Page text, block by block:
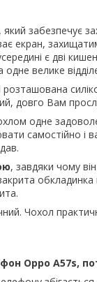
забезпечує
екран,
є дві
одне велике
розташована
довго Вам
одне
самостійно і
, завдяки чому
Чохол
Oppo A57s,